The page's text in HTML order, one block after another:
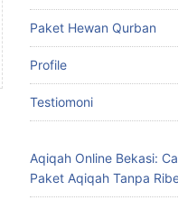
Paket Hewan Qurban
Profile
Testiomoni
Aqiqah Online Bekasi:
Paket Aqiqah Tanpa